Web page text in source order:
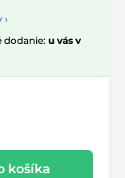
dodanie: u vás v
košíka